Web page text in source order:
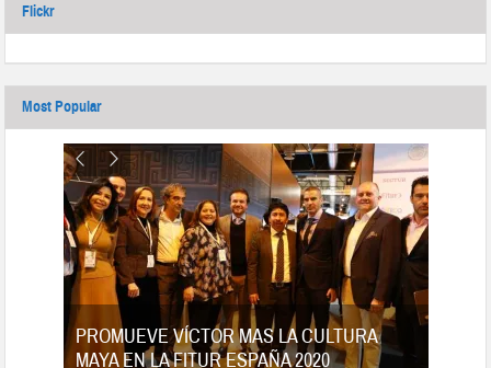
Flickr
Most Popular
PROMUEVE VÍCTOR MAS LA CULTURA
MAYA EN LA FITUR ESPAÑA 2020